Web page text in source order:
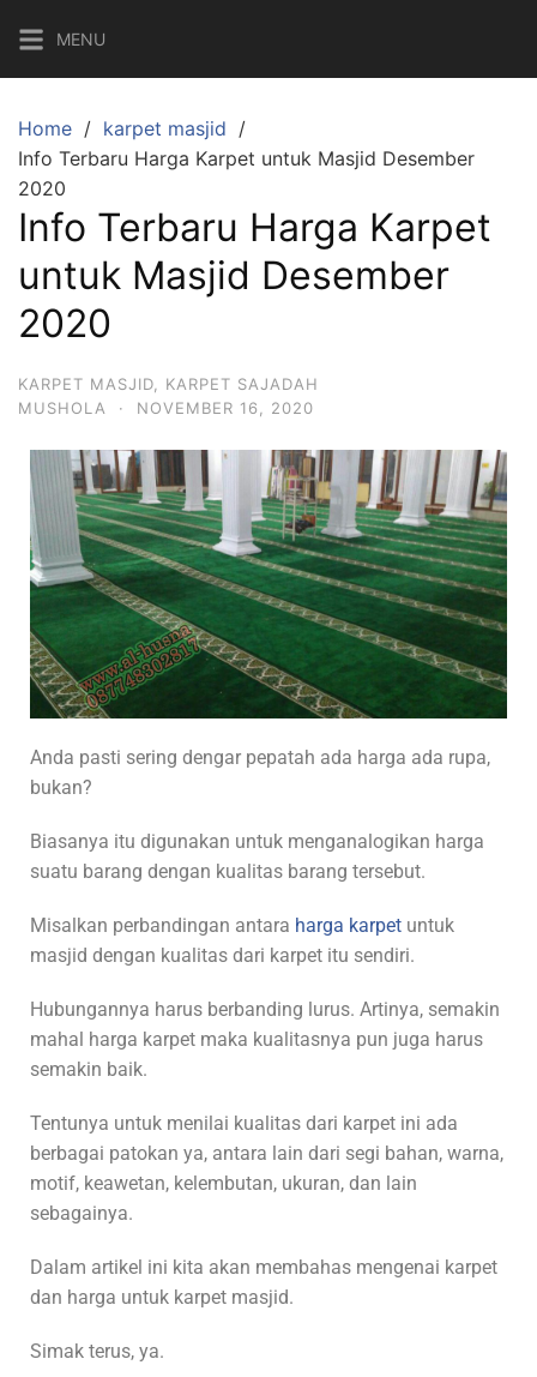
MENU
Home
karpet masjid
Info Terbaru Harga Karpet untuk Masjid Desember
2020
Info Terbaru Harga Karpet
untuk Masjid Desember
2020
KARPET MASJID
KARPET SAJADAH
MUSHOLA
· NOVEMBER 16, 2020
Anda pasti sering dengar pepatah ada harga ada rupa,
bukan?
Biasanya itu digunakan untuk menganalogikan harga
suatu barang dengan kualitas barang tersebut.
Misalkan perbandingan antara harga karpet untuk
masjid dengan kualitas dari karpet itu sendiri.
Hubungannya harus berbanding lurus. Artinya, semakin
mahal harga karpet maka kualitasnya pun juga harus
semakin baik.
Tentunya untuk menilai kualitas dari karpet ini ada
berbagai patokan ya, antara lain dari segi bahan, warna,
motif, keawetan, kelembutan, ukuran, dan lain
sebagainya.
Dalam artikel ini kita akan membahas mengenai karpet
dan harga untuk karpet masjid.
Simak terus, ya.